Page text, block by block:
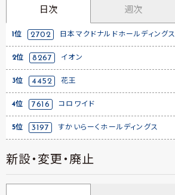
日次 週次
1位 2702 日本マクドナルドホールディングス
2位 8267 イオン
3位 4452 花王
4位 7616 コロワイド
5位 3197 すかいらーくホールディングス
新設・変更・廃止